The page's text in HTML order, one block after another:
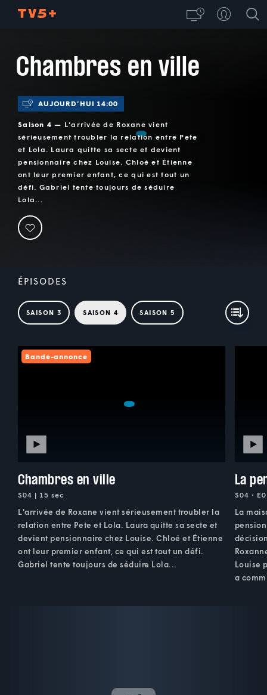
Chambres en ville
AUJOURD’HUI 14:00
Saison 4 — L'arrivée de Roxane vient
sérieusement troubler la relation entre Pete
et Lola. Laura quitte sa secte et devient
pensionnaire chez Louise. Chloé et Étienne
ont leur premier enfant, ce qui est tout un
défi. Gabriel tente toujours de séduire
Lola...
ÉPISODES
SAISON 3 SAISON 4 SAISON 5
Bande-annonce
Chambres en ville
S04 | 15 sec
L'arrivée de Roxane vient sérieusement troubler la
relation entre Pete et Lola. Laura quitte sa secte et
devient pensionnaire chez Louise. Chloé et Étienne
ont leur premier enfant, ce qui est tout un défi.
Gabriel tente toujours de séduire Lola...
La
S04 •
La
Louise
a